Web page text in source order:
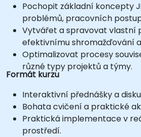
Pochopit základní koncepty
problémů, pracovních
Vytvářet a spravovat vlastní
efektivnímu shromažďování
Optimalizovat procesy
různé typy projektů a týmy.
Formát kurzu
Interaktivní přednášky a
Bohata cvičení a praktické
Praktická implementace v
prostředí.